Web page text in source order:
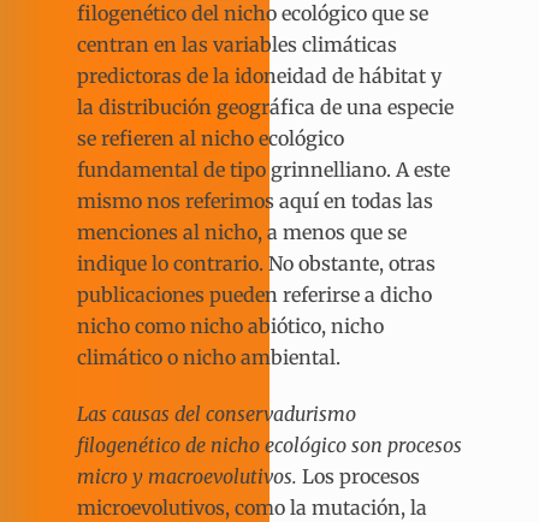
filogenético del nicho ecológico que se
centran en las variables climáticas
predictoras de la idoneidad de hábitat y
la distribución geográfica de una especie
se refieren al nicho ecológico
fundamental de tipo grinnelliano. A este
mismo nos referimos aquí en todas las
menciones al nicho, a menos que se
indique lo contrario. No obstante, otras
publicaciones pueden referirse a dicho
nicho como nicho abiótico, nicho
climático o nicho ambiental.
Las causas del conservadurismo
filogenético de nicho ecológico son procesos
micro y macroevolutivos. Los procesos
microevolutivos, como la mutación, la